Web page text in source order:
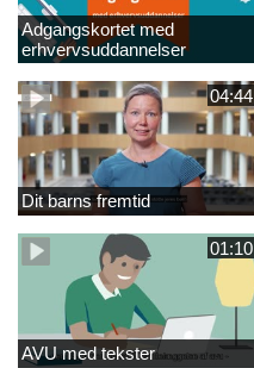
Adgangskortet med
erhvervsuddannelser
04:44
Dit barns fremtid
01:10
AVU med tekster